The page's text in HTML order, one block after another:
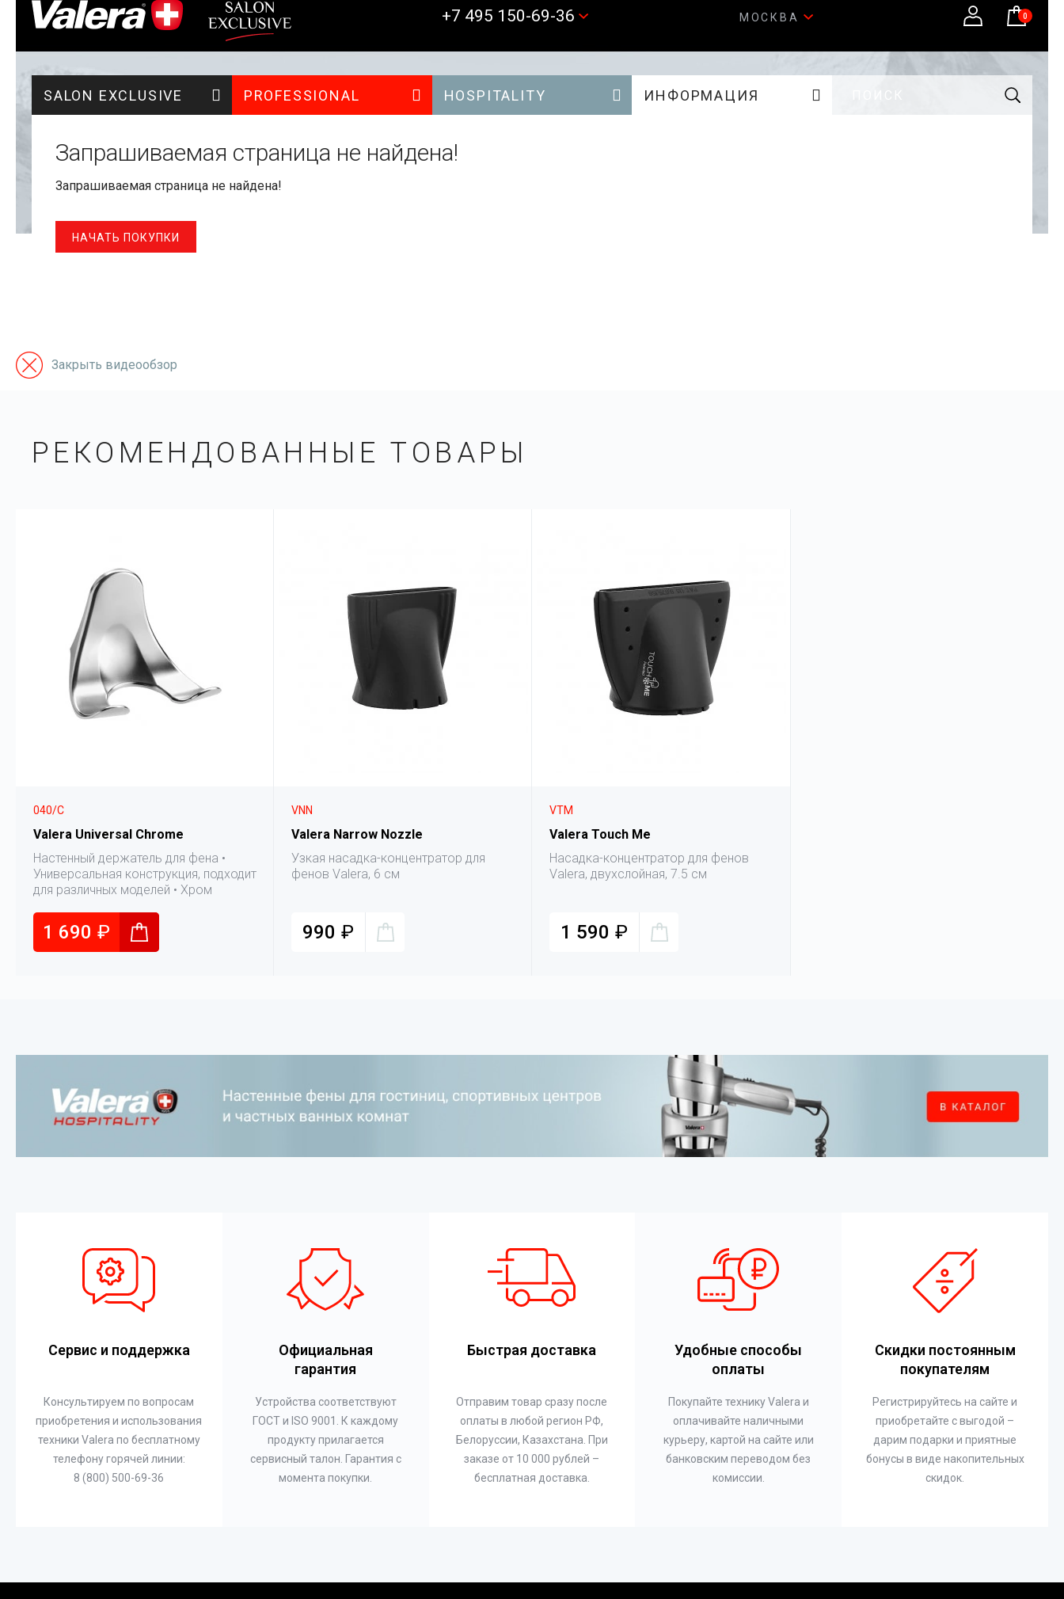
Закрыть видеообзор
РЕКОМЕНДОВАН­НЫЕ ТОВАРЫ
040/C
Valera Universal Chrome
Настенный держатель для фена •
Универсальная конструкция, подходит
для различных моделей • Хром
1 690 ₽
VNN
Valera Narrow Nozzle
Узкая насадка-концентратор для
фенов Valera, 6 см
990 ₽
VTM
Valera Touch Me
Насадка-концентратор для фенов
Valera, двухслойная, 7.5 см
1 590 ₽
Сервис и поддержка
Консультируем по вопросам
приобретения и использования
техники Valera по бесплатному
телефону горячей линии:
8 (800) 500-69-36
Официальная
гарантия
Устройства соответствуют
ГОСТ и ISO 9001. К каждому
продукту прилагается
сервисный талон. Гарантия с
момента покупки.
Быстрая доставка
Отправим товар сразу после
оплаты в любой регион РФ,
Белоруссии, Казахстана. При
заказе от 10 000 рублей –
бесплатная доставка.
Удобные способы
оплаты
Покупайте технику Valera и
оплачивайте наличными
курьеру, картой на сайте или
банковским переводом без
комиссии.
Скидки постоянным
покупателям
Регистрируйтесь на сайте и
приобретайте с выгодой –
дарим подарки и приятные
бонусы в виде накопительных
скидок.